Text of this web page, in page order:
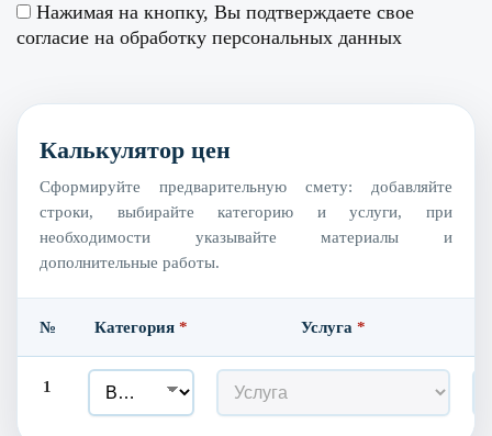
Нажимая на кнопку, Вы подтверждаете свое
согласие на обработку персональных данных
Калькулятор цен
Сформируйте предварительную смету: добавляйте
строки, выбирайте категорию и услуги, при
необходимости указывайте материалы и
дополнительные работы.
№ Категория * Услуга *
1